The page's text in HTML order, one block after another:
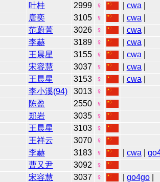
叶桂 2999 ♀ cwa
唐奕 3105 ♀ cwa
范蔚菁 3026 ♀ cwa
李赫 3189 ♀ cwa
王晨星 3155 ♀ cwa
宋容慧 3037 ♀ cwa
王晨星 3153 ♀ cwa
李小溪(94) 3013
♀
陈盈 2550
♀
郑岩 3035
♀
王晨星 3103
♀
王祥云 3070
♀
李赫 3183 ♀ cwa
曹又尹 3092
♀
宋容慧 3037 ♀ go4go|